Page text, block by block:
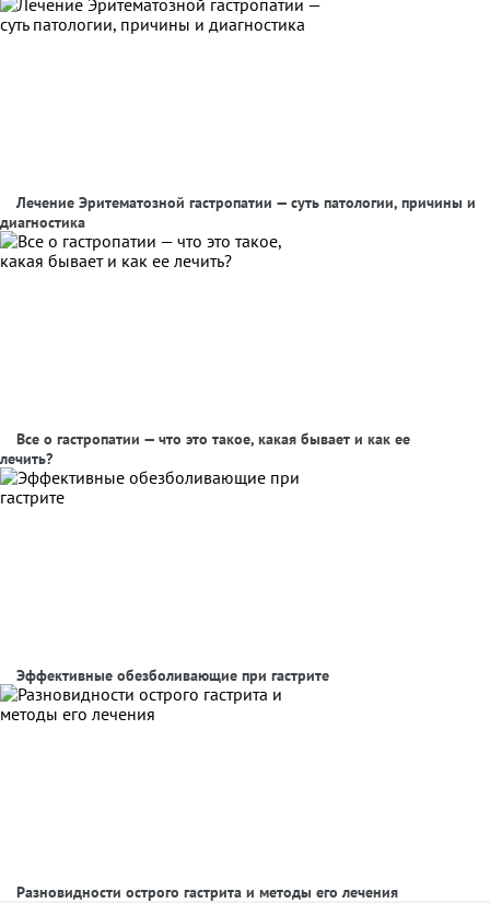
Лечение Эритематозной гастропатии — суть патологии, причины и
диагностика
Все о гастропатии — что это такое, какая бывает и как ее
лечить?
Эффективные обезболивающие при гастрите
Разновидности острого гастрита и методы его лечения